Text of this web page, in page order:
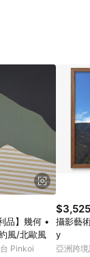
格。 7. 點數將於出
Pinkoi APP 並完成
品】幾何 •
風/北歐風
Pinkoi
$3,525
攝影藝
y
亞洲跨